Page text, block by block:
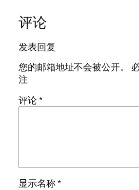
评论
发表回复
您的邮箱地址不会被公开。
注
评论*
显示名称*